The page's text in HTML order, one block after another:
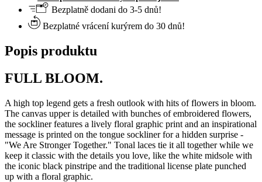
Bezplatně dodani do 3-5 dnů!
Bezplatné vrácení kurýrem do 30 dnů!
Popis produktu
FULL BLOOM.
A high top legend gets a fresh outlook with hits of flowers in bloom.
The canvas upper is detailed with bunches of embroidered flowers,
the sockliner features a lively floral graphic print and an inspirational
message is printed on the tongue sockliner for a hidden surprise -
"We Are Stronger Together." Tonal laces tie it all together while we
keep it classic with the details you love, like the white midsole with
the iconic black pinstripe and the traditional license plate punched
up with a floral graphic.